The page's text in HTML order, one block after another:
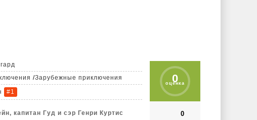
кому они случаются.
0
оценка
0
/Зарубежные приключения
#1
капитан Гуд и сэр Генри Куртис